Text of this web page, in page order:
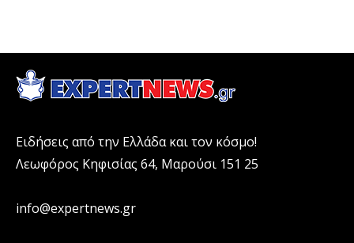
Ειδήσεις από την Ελλάδα και τον κόσμο!
Λεωφόρος Κηφισίας 64, Μαρούσι 151 25
info@expertnews.gr